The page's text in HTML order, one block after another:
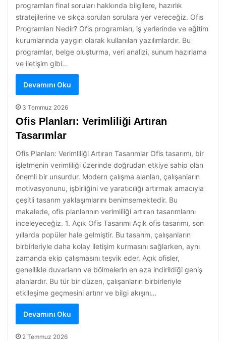
programları final soruları hakkında bilgilere, hazırlık
stratejilerine ve sıkça sorulan sorulara yer vereceğiz. Ofis
Programları Nedir? Ofis programları, iş yerlerinde ve eğitim
kurumlarında yaygın olarak kullanılan yazılımlardır. Bu
programlar, belge oluşturma, veri analizi, sunum hazırlama
ve iletişim gibi…
Devamını Oku
3 Temmuz 2026
Ofis Planları: Verimliliği Artıran
Tasarımlar
Ofis Planları: Verimliliği Artıran Tasarımlar Ofis tasarımı, bir
işletmenin verimliliği üzerinde doğrudan etkiye sahip olan
önemli bir unsurdur. Modern çalışma alanları, çalışanların
motivasyonunu, işbirliğini ve yaratıcılığı artırmak amacıyla
çeşitli tasarım yaklaşımlarını benimsemektedir. Bu
makalede, ofis planlarının verimliliği artıran tasarımlarını
inceleyeceğiz. 1. Açık Ofis Tasarımı Açık ofis tasarımı, son
yıllarda popüler hale gelmiştir. Bu tasarım, çalışanların
birbirleriyle daha kolay iletişim kurmasını sağlarken, aynı
zamanda ekip çalışmasını teşvik eder. Açık ofisler,
genellikle duvarların ve bölmelerin en aza indirildiği geniş
alanlardır. Bu tür bir düzen, çalışanların birbirleriyle
etkileşime geçmesini artırır ve bilgi akışını…
Devamını Oku
2 Temmuz 2026